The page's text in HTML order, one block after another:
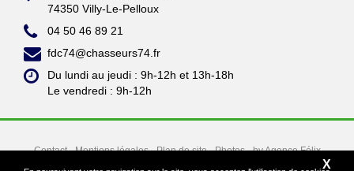
74350 Villy-Le-Pelloux
04 50 46 89 21
fdc74@chasseurs74.fr
Du lundi au jeudi : 9h-12h et 13h-18h
Le vendredi : 9h-12h
Contact Mentions légales Plan de site Photos by Agence Félix
X